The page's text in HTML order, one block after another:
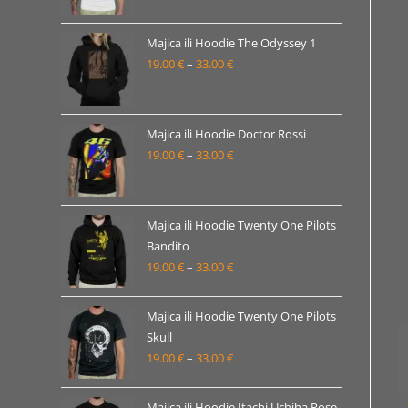
od
19.00 €
do
Majica ili Hoodie The Odyssey 1
19.00€– 33.00€Raspon
od
19.00 €
do
Majica ili Hoodie Doctor Rossi
19.00€– 33.00€Raspon
od
19.00 €
33.00 €
Majica ili Hoodie Twenty One Pilots
Bandito
19.00€– 33.00€Raspon
od
do
Majica ili Hoodie Twenty One Pilots
Skull
19.00€– 33.00€Raspon
od